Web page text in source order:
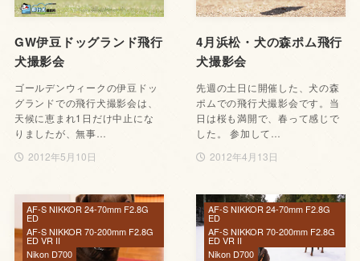
GW伊豆ドッグランド飛行
犬撮影会
ゴールデンウィークの伊豆ドッ
グランドでの飛行犬撮影会は、
天候に恵まれ1日だけ中止にな
りましたが、無事…
2012年5月10日
4月浜松・犬の森ポム飛行
犬撮影会
先週の土日に開催した、犬の森
ポムでの飛行犬撮影会です。当
日は桜も満開で、春って感じで
した。 参加して…
2012年4月13日
AF-S NIKKOR 24-70mm F2.8G
ED
AF-S NIKKOR 70-200mm F2.8G
ED VR II
Nikon D700
AF-S NIKKOR 24-70mm F2.8G
ED
AF-S NIKKOR 70-200mm F2.8G
ED VR II
Nikon D700